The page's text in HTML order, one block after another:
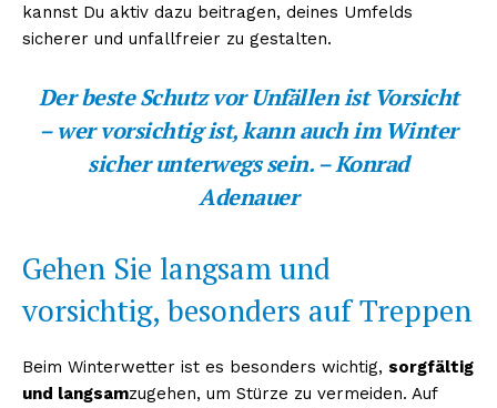
kannst Du aktiv dazu beitragen, deines Umfelds
sicherer und unfallfreier zu gestalten.
Der beste Schutz vor Unfällen ist Vorsicht
– wer vorsichtig ist, kann auch im Winter
sicher unterwegs sein. – Konrad
Adenauer
Gehen Sie langsam und
vorsichtig, besonders auf Treppen
Beim Winterwetter ist es besonders wichtig, sorgfältig
und langsamzugehen, um Stürze zu vermeiden. Auf